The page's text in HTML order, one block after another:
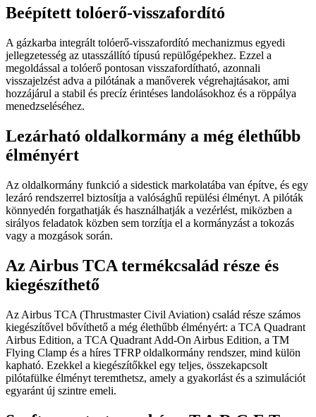
Beépített tolóerő-visszafordító
A gázkarba integrált tolóerő-visszafordító mechanizmus egyedi
jellegzetesség az utasszállító típusú repülőgépekhez. Ezzel a
megoldással a tolóerő pontosan visszafordítható, azonnali
visszajelzést adva a pilótának a manőverek végrehajtásakor, ami
hozzájárul a stabil és precíz érintéses landolásokhoz és a röppálya
menedzseléséhez.
Lezárható oldalkormány a még élethűbb
élményért
Az oldalkormány funkció a sidestick markolatába van építve, és egy
lezáró rendszerrel biztosítja a valósághű repülési élményt. A pilóták
könnyedén forgathatják és használhatják a vezérlést, miközben a
sirályos feladatok közben sem torzítja el a kormányzást a tokozás
vagy a mozgások során.
Az Airbus TCA termékcsalád része és
kiegészíthető
Az Airbus TCA (Thrustmaster Civil Aviation) család része számos
kiegészítővel bővíthető a még élethűbb élményért: a TCA Quadrant
Airbus Edition, a TCA Quadrant Add-On Airbus Edition, a TM
Flying Clamp és a híres TFRP oldalkormány rendszer, mind külön
kapható. Ezekkel a kiegészítőkkel egy teljes, összekapcsolt
pilótafülke élményt teremthetsz, amely a gyakorlást és a szimulációt
egyaránt új szintre emeli.